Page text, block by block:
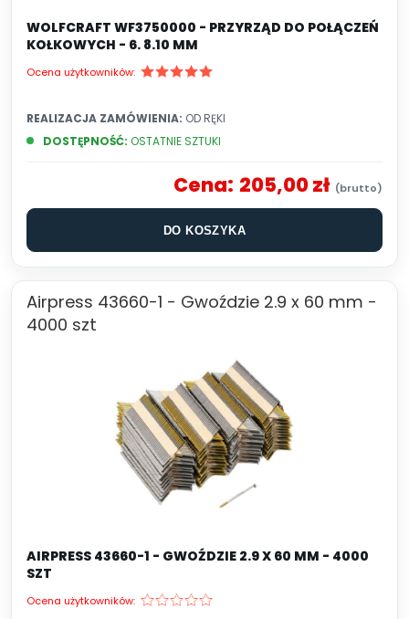
WOLFCRAFT WF3750000 - PRZYRZĄD DO POŁĄCZEŃ
KOŁKOWYCH - 6. 8.10 MM
Ocena użytkowników:
DOSTĘPNOŚĆ: OSTATNIE SZTUKI
REALIZACJA ZAMÓWIENIA: OD RĘKI
Cena: 205,00 zł
DO KOSZYKA
Airpress 43660-1 - Gwoździe 2.9 x 60 mm -
4000 szt
AIRPRESS 43660-1 - GWOŹDZIE 2.9 X 60 MM - 4000
SZT
Ocena użytkowników: